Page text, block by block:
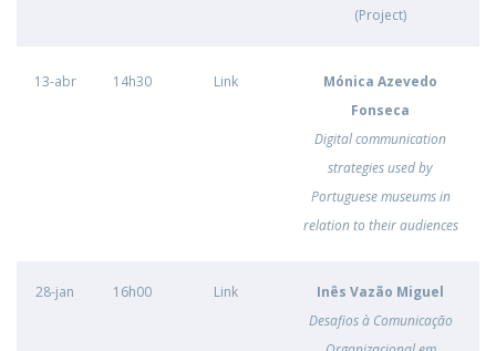
(Project)
13-abr 14h30 Link
Mónica Azevedo
Fonseca
Digital communication
strategies used by
Portuguese museums in
relation to their audiences
28-jan 16h00 Link
Inês Vazão Miguel
Desafios à Comunicação